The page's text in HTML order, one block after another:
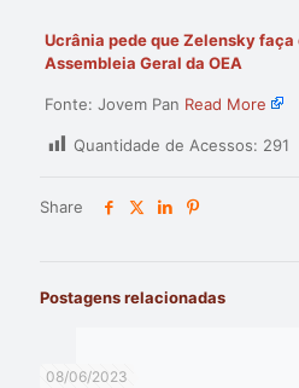
Ucrânia pede que Zelensky
Assembleia Geral da OEA
Fonte: Jovem Pan Read More
Quantidade de Acessos: 291
Share
Postagens relacionadas
08/06/2023